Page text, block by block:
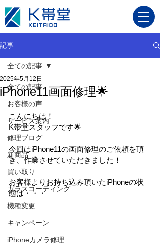
記事
全ての記事
お客様の声
サービス案内
修理ブログ
新商品
買い取り
ガラスコーティング
機種変更
キャンペーン
iPhoneカメラ修理
全ての記事
iPhone11画面修理🌟
2025年5月12日
こんにちは！
K帯堂スタッフです🌟
今回はiPhone11の画面修理のご依頼を頂
き、作業させていただきました！
お客様よりお持ち込み頂いたiPhoneの状
態は・・・